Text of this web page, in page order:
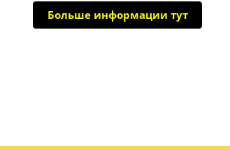
Больше информации тут